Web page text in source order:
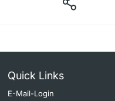
Quick Links
E-Mail-Login